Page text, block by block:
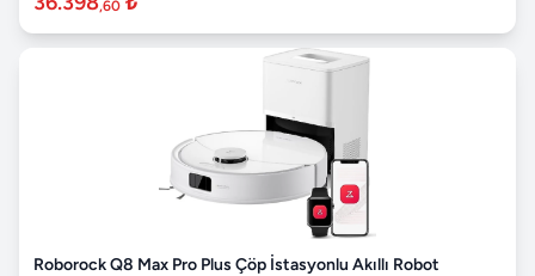
,60
Roborock Q8 Max Pro Plus Çöp İstasyonlu Akıllı Robot